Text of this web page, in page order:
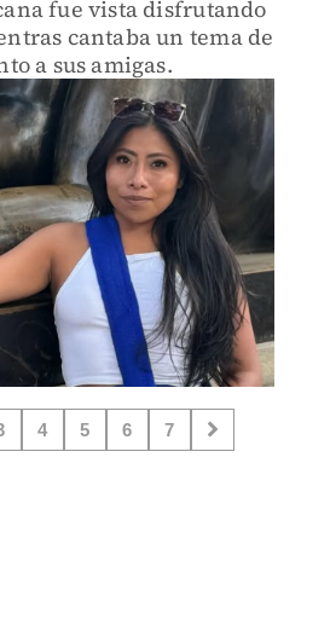
fue vista disfrutando
cantaba un tema de
a sus amigas.
4 5 6 7